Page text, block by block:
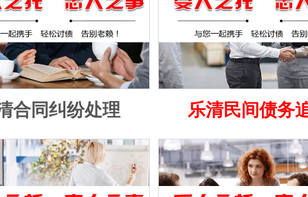
合同纠纷处理 乐清民间债务